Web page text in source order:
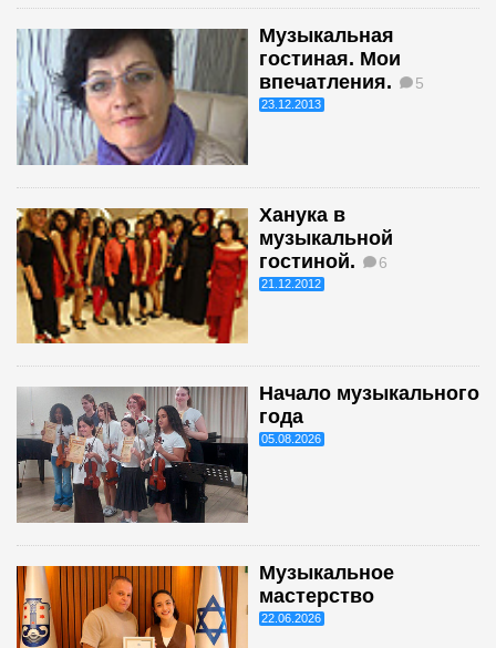
Музыкальная
гостиная. Мои
впечатления.
5
23.12.2013
Ханука в
музыкальной
гостиной.
6
21.12.2012
Начало музыкального
года
05.08.2026
Музыкальное
мастерство
22.06.2026